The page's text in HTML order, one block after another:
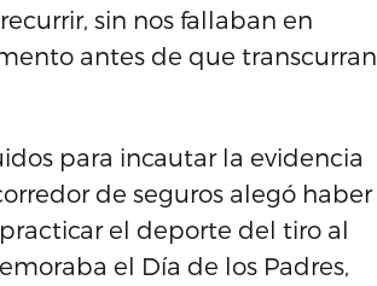
sin nos fallaban en
antes de que transcurran
para incautar la evidencia
de seguros alegó haber
el deporte del tiro al
el Día de los Padres,